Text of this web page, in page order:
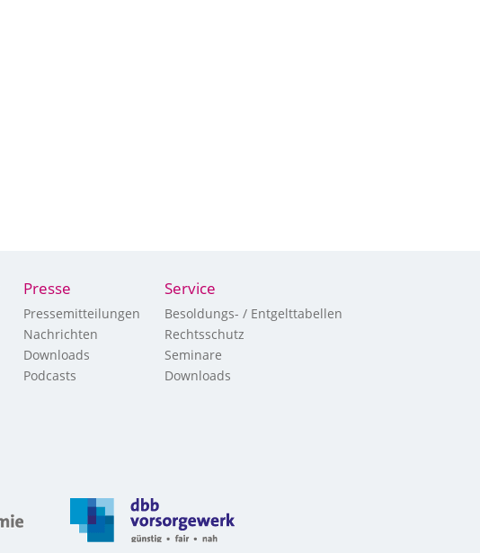
Presse
Pressemitteilungen
Nachrichten
Downloads
Podcasts
Service
Besoldungs- / Entgelttabellen
Rechtsschutz
Seminare
Downloads